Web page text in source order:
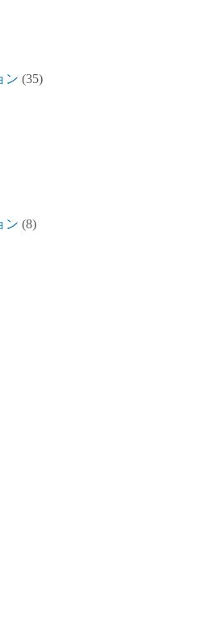
ン (35)
ン (8)